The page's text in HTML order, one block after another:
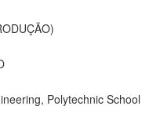
Polytechnic School